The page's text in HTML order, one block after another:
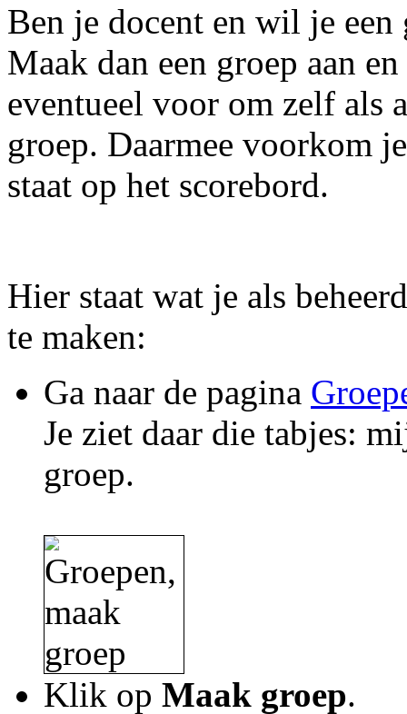
Ben je docent en wil je
Maak dan een groep aan
eventueel voor om zelf als
groep. Daarmee voorkom
staat op het scorebord.
Hier staat wat je als
te maken:
Ga naar de pagina
Je ziet daar die tabjes:
groep.
Klik op Maak groep.